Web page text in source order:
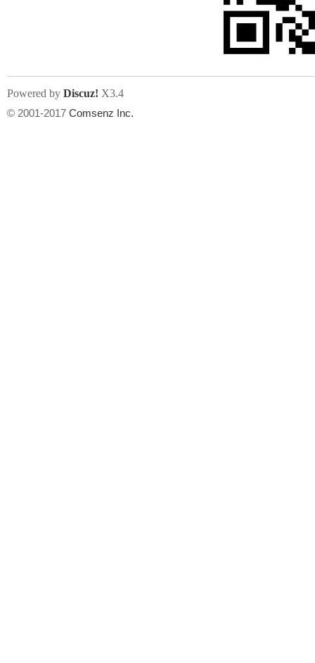
人
Powered by Discuz! X3.4
© 2001-2017 Comsenz Inc.